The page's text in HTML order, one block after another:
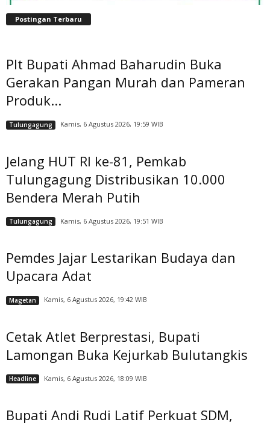
Postingan Terbaru
Plt Bupati Ahmad Baharudin Buka
Gerakan Pangan Murah dan Pameran
Produk...
Tulungagung Kamis, 6 Agustus 2026, 19:59 WIB
Jelang HUT RI ke-81, Pemkab
Tulungagung Distribusikan 10.000
Bendera Merah Putih
Tulungagung Kamis, 6 Agustus 2026, 19:51 WIB
Pemdes Jajar Lestarikan Budaya dan
Upacara Adat
Magetan Kamis, 6 Agustus 2026, 19:42 WIB
Cetak Atlet Berprestasi, Bupati
Lamongan Buka Kejurkab Bulutangkis
Headline Kamis, 6 Agustus 2026, 18:09 WIB
Bupati Andi Rudi Latif Perkuat SDM,